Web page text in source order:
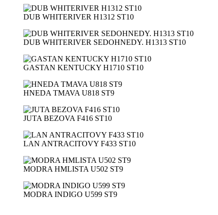
DUB WHITERIVER H1312 ST10
DUB WHITERIVER SEDOHNEDY. H1313 ST10
GASTAN KENTUCKY H1710 ST10
HNEDA TMAVA U818 ST9
JUTA BEZOVA F416 ST10
LAN ANTRACITOVY F433 ST10
MODRA HMLISTA U502 ST9
MODRA INDIGO U599 ST9